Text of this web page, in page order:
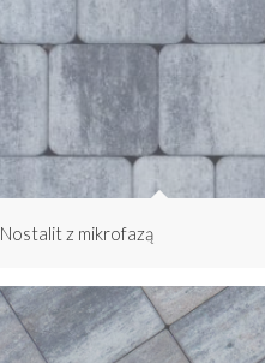
Nostalit z mikrofazą